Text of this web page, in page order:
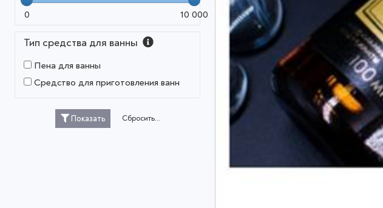
0 10 000
Тип средства для ванны
Пена для ванны
Средство для приготовления ванн
Показать Сбросить...